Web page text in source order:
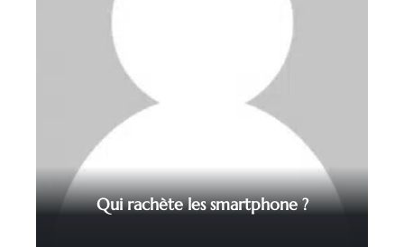
Qui rachète les smartphone ?